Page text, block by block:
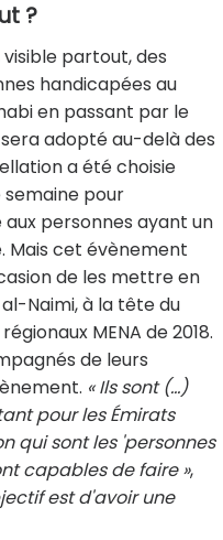
?
partout, des
handicapées au
en passant par le
adopté au-delà des
a été choisie
pour
personnes ayant un
Mais cet évènement
de les mettre en
Naimi, à la tête du
MENA de 2018.
de leurs
« Ils sont (...)
pour les Émirats
qui sont les 'personnes
capables de faire »,
est d'avoir une